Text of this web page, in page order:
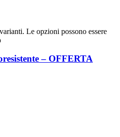
Le opzioni possono essere
– OFFERTA